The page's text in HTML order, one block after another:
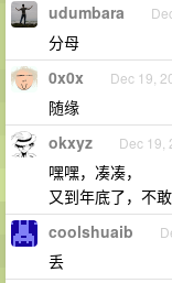
udumbara
分母
0x0x Dec 19,
随缘
okxyz Dec 19,
嘿嘿，凑凑，
又到年底了，不
coolshuaib
丢